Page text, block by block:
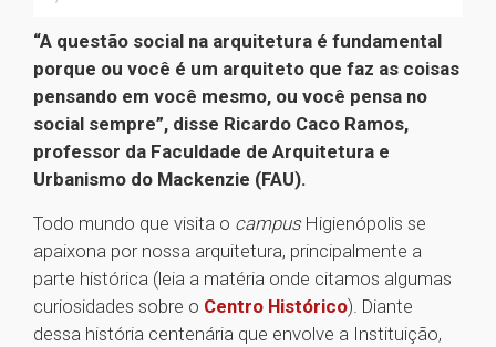
“A questão social na arquitetura é fundamental
porque ou você é um arquiteto que faz as coisas
pensando em você mesmo, ou você pensa no
social sempre”, disse Ricardo Caco Ramos,
professor da Faculdade de Arquitetura e
Urbanismo do Mackenzie (FAU).
Todo mundo que visita o campus Higienópolis se
apaixona por nossa arquitetura, principalmente a
parte histórica (leia a matéria onde citamos algumas
curiosidades sobre o Centro Histórico). Diante
dessa história centenária que envolve a Instituição,